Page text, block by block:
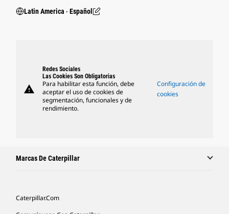
Latin America ‧ Español
warning
Redes Sociales
Las Cookies Son Obligatorias
Para habilitar esta función, debe
aceptar el uso de cookies de
segmentación, funcionales y de
rendimiento.
Configuración de
cookies
Marcas De Caterpillar
Caterpillar.com